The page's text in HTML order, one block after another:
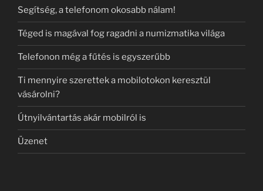
Segítség, a telefonom okosabb nálam!
Téged is magával fog ragadni a numizmatika világa
Telefonon még a fűtés is egyszerűbb
Ti mennyire szerettek a mobilotokon keresztül
vásárolni?
Útnyilvántartás akár mobilról is
Üzenet